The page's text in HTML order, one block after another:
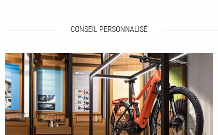
CONSEIL PERSONNALISÉ